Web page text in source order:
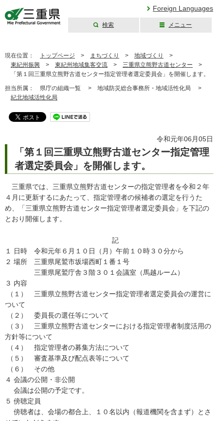
Foreign Languages
検索 メニュー
現在位置： トップページ > まちづくり > 地域づくり
>
東紀州振興 > 東紀州地域集客交流 > 三重県立熊野古道センター >
「第１回三重県立熊野古道センター指定管理者選定委員会」を開催します。
担当所属： 県庁の組織一覧 > 地域防災総合事務所・地域活性化局 >
紀北地域活性化局
令和元年06月05日
「第１回三重県立熊野古道センター指定管理
者選定委員会」を開催します。
三重県では、三重県立熊野古道センターの指定管理者を令和２年
４月に更新するにあたって、指定管理者の候補者の選定を行うた
め、「三重県立熊野古道センター指定管理者選定委員会」を下記の
とおり開催します。
記
１ 日時 令和元年６月１０日（月）午前１０時３０分から
２ 場所 三重県尾鷲市坂場西町１番１号
三重県尾鷲庁舎３階３０１会議室（馬越ルーム）
３ 内容
（１） 三重県立熊野古道センター指定管理者選定委員会の運営に
ついて
（２） 委員長の選任等について
（３） 三重県立熊野古道センターにおける指定管理者制度活用の
方針等について
（４） 指定管理者の募集方法について
（５） 審査基準及び配点表等について
（６） その他
４ 会議の公開・非公開
会議は公開の予定です。
５ 傍聴定員
傍聴者は、会場の都合上、１０名以内（報道機関を含まず）とさ